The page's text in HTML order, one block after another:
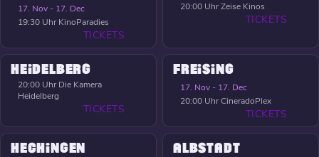
17. Nov - 17. Dec
19:30 Uhr KinoParadies
TICKETS
20:00 UhrZeise Kinos
TICKETS
HEIDELBERG
20:00 Uhr Die Kamera
Heidelberg
TICKETS
FREISING
17. Nov - 17. Dec
20:00 UhrCineradoPlex
TICKETS
HECHINGEN ALBSTADT